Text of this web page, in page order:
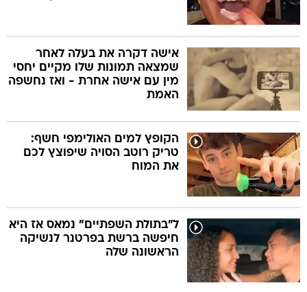
אישה דקרה את בעלה לאחר
שמצאה תמונות שלו מקיים יחסי
מין עם אישה אחרת - ואז נחשפה
האמת
הקופץ למים האולימפי חשף:
טריק רוטב הסויה שיפוצץ לכם
את המוח
ל"בתולת השפתיים" נמאס אז היא
חיפשה ברשת בפרטנר לנשיקה
הראשונה שלה